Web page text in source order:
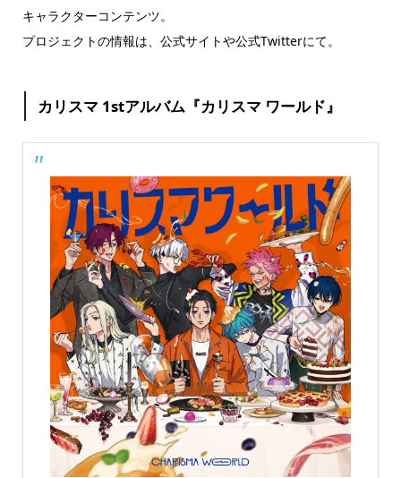
キャラクターコンテンツ。
プロジェクトの情報は、公式サイトや公式Twitterにて。
カリスマ 1stアルバム『カリスマ ワールド』